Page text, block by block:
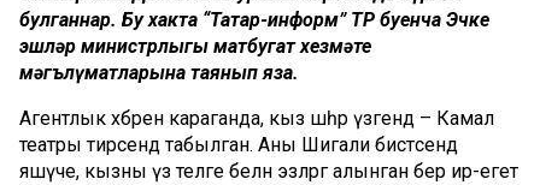
булганнар. Бу хакта “Татар-информ” ТР буенча Эчке
эшләр министрлыгы матбугат хезмәте
мәгълүматларына таянып яза.
Агентлык хәбәренә караганда, кыз шәһәр үзәгендә – Камал
театры тирәсендә табылган. Аны Шигали бистәсендә
яшәүче, кызны үз теләге белән эзләргә алынган бер ир-егет